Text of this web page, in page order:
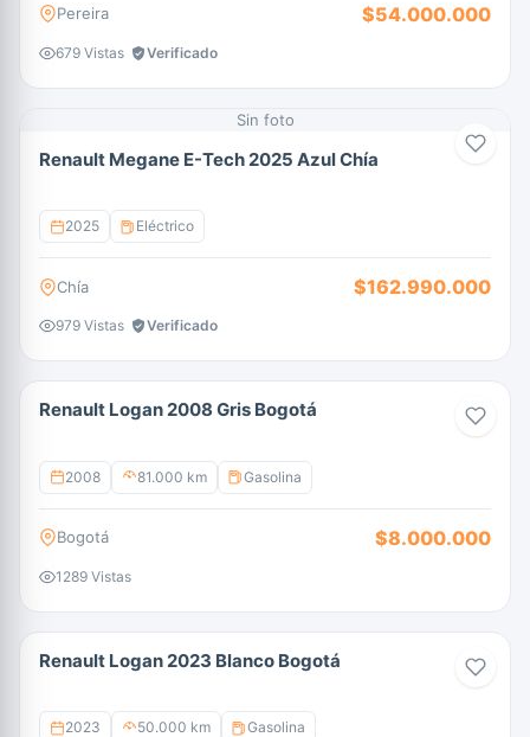
Pereira $54.000.000
679 Vistas Verificado
Sin foto
Renault Megane E-Tech 2025 Azul Chía
2025 Eléctrico
Chía $162.990.000
979 Vistas Verificado
Renault Logan 2008 Gris Bogotá
2008 81.000 km Gasolina
Bogotá $8.000.000
1289 Vistas
Renault Logan 2023 Blanco Bogotá
2023 50.000 km Gasolina